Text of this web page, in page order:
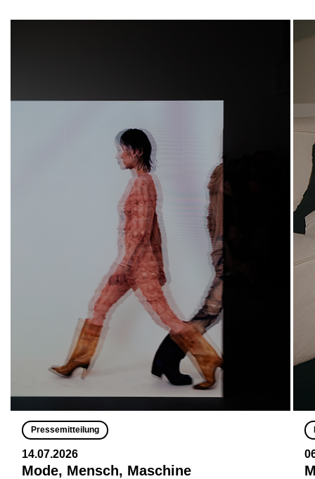
Pressemitteilung
14.07.2026
Mode, Mensch, Maschine